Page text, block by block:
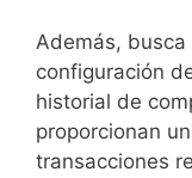
Además,
configuración
historial de
proporcionan
transacciones